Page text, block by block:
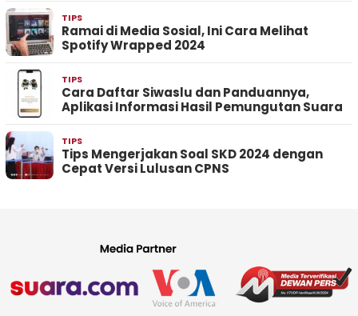
TIPS
Ramai di Media Sosial, Ini Cara Melihat
Spotify Wrapped 2024
TIPS
Cara Daftar Siwaslu dan Panduannya,
Aplikasi Informasi Hasil Pemungutan Suara
TIPS
Tips Mengerjakan Soal SKD 2024 dengan
Cepat Versi Lulusan CPNS